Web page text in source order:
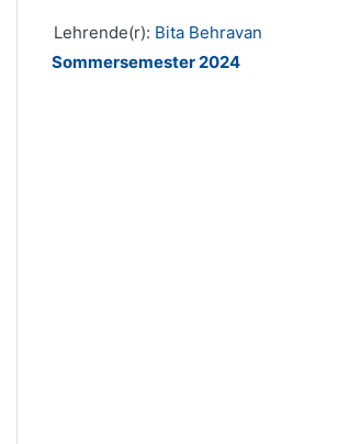
Lehrende(r): Bita Behravan
Sommersemester 2024